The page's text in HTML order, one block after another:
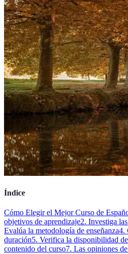
Índice
Cómo Elegir el Mejor Curso de
objetivos de aprendizaje2. Investiga
Evalúa la metodología de enseñanza4.
duración5. Verifica la disponibilidad
contenido del curso7. Las opiniones